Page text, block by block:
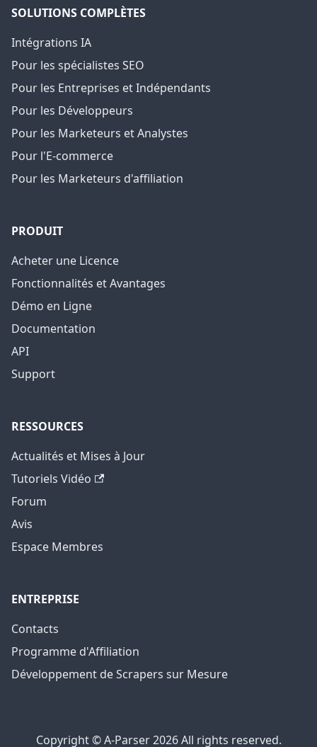
SOLUTIONS COMPLÈTES
Intégrations IA
Pour les spécialistes SEO
Pour les Entreprises et Indépendants
Pour les Développeurs
Pour les Marketeurs et Analystes
Pour l'E-commerce
Pour les Marketeurs d'affiliation
PRODUIT
Acheter une Licence
Fonctionnalités et Avantages
Démo en Ligne
Documentation
API
Support
RESSOURCES
Actualités et Mises à Jour
Tutoriels Vidéo
Forum
Avis
Espace Membres
ENTREPRISE
Contacts
Programme d'Affiliation
Développement de Scrapers sur Mesure
Copyright © A-Parser 2026 All rights reserved.